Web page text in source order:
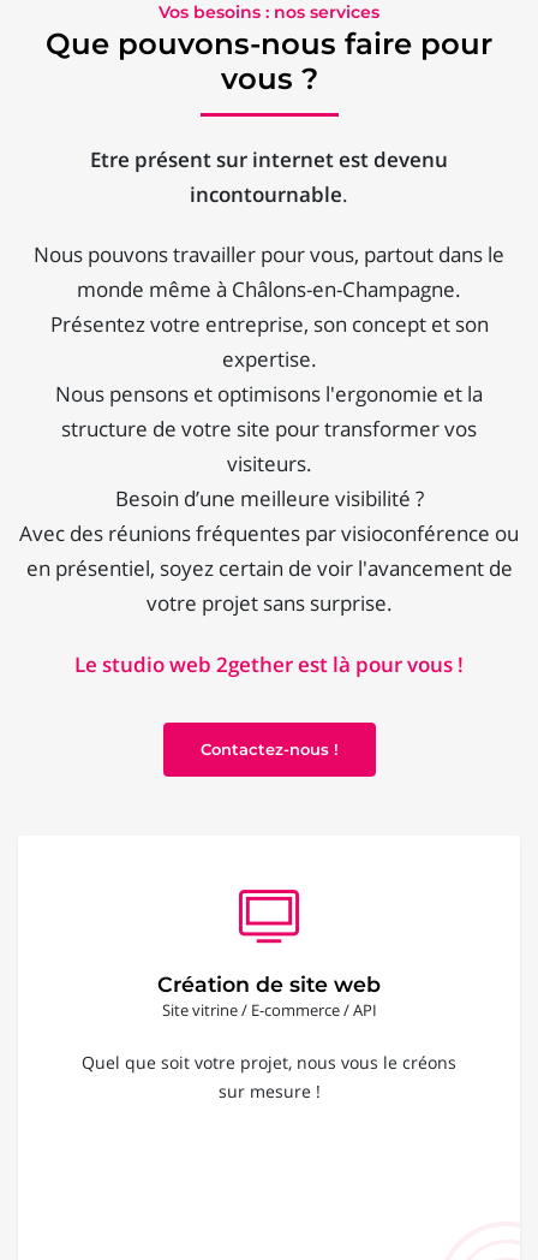
Vos besoins : nos services
Que pouvons-nous faire pour
vous ?
Etre présent sur internet est devenu
incontournable.
Nous pouvons travailler pour vous, partout dans le
monde même à Châlons-en-Champagne.
Présentez votre entreprise, son concept et son
expertise.
Nous pensons et optimisons l'ergonomie et la
structure de votre site pour transformer vos
visiteurs.
Besoin d’une meilleure visibilité ?
Avec des réunions fréquentes par visioconférence ou
en présentiel, soyez certain de voir l'avancement de
votre projet sans surprise.
Le studio web 2gether est là pour vous !
Contactez-nous !
Création de site web
Site vitrine / E-commerce / API
Quel que soit votre projet, nous vous le créons
sur mesure !